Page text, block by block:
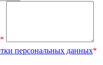
*
персональных данных*